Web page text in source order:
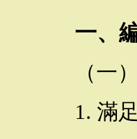
一、
（一
1. 滿